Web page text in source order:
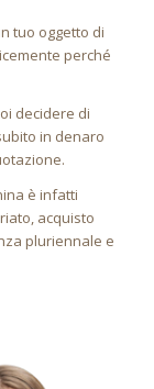
tuo oggetto di
perché
decidere di
in denaro
è infatti
acquisto
pluriennale e